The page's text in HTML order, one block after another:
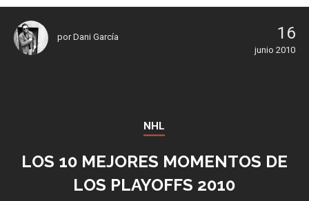
porDani García 16
junio 2010
NHL
LOS 10 MEJORES MOMENTOS DE
LOS PLAYOFFS 2010